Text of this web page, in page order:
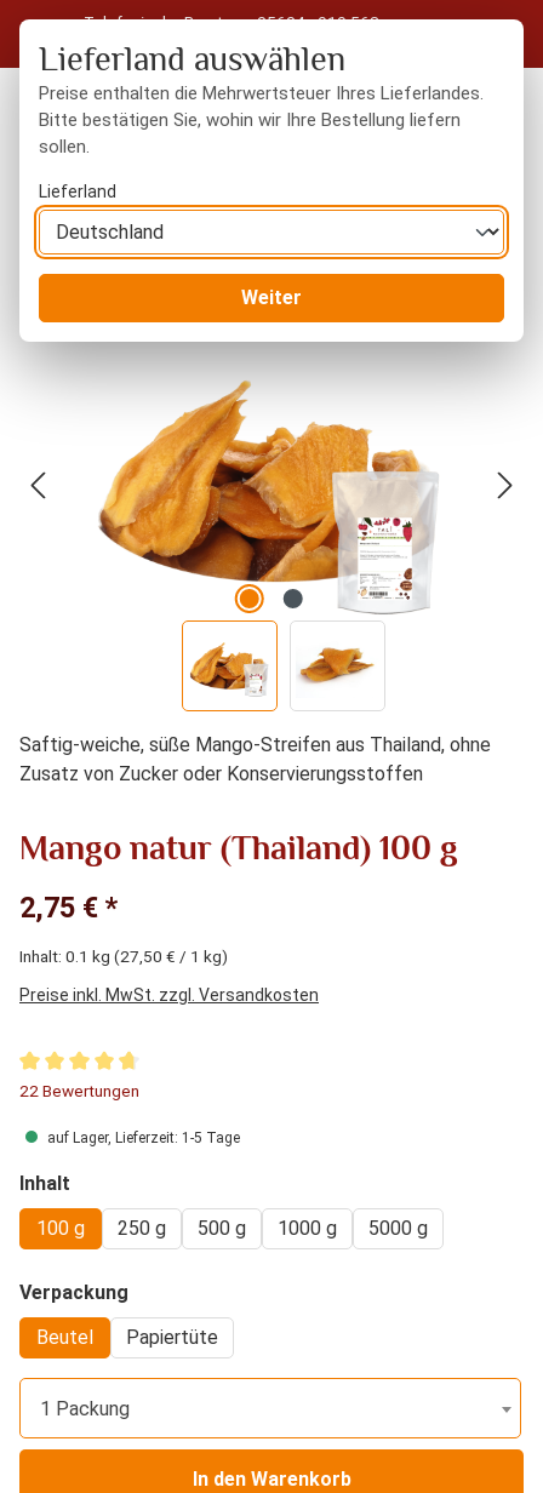
Zum Hauptinhalt springen
Telefonische Beratung: 05604 - 919 563
Kostenloser Versand in Deutschland ab 50 € Warenwert
Saftig-weiche, süße Mango-Streifen aus Thailand, ohne
Zusatz von Zucker oder Konservierungsstoffen
Mango natur (Thailand) 100 g
2,75 € *
Inhalt: 0.1 kg (27,50 € / 1 kg)
Preise inkl. MwSt. zzgl. Versandkosten
Durchschnittliche Bewertung von 4.8 von 5 Sternen
22 Bewertungen
auf Lager, Lieferzeit: 1-5 Tage
Inhalt
100 g
250 g 500 g 1000 g 5000 g
Verpackung
Beutel
Papiertüte
1 Packung
In den Warenkorb
Lieferland auswählen
Preise enthalten die Mehrwertsteuer Ihres Lieferlandes.
Bitte bestätigen Sie, wohin wir Ihre Bestellung liefern
sollen.
Lieferland
Weiter